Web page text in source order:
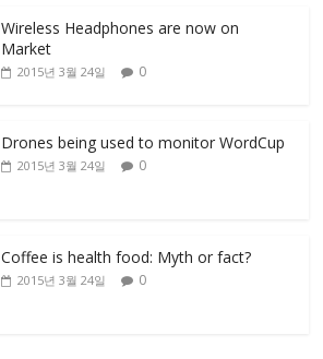
Wireless Headphones are now on
Market
2015년 3월 24일 0
Drones being used to monitor WordCup
2015년 3월 24일 0
Coffee is health food: Myth or fact?
2015년 3월 24일 0